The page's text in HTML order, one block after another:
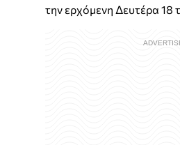
την ερχόμενη Δευτέρα 18